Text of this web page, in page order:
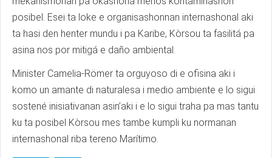
posibel. Esei ta loke e organisashonnan internashonal aki
ta hasi den henter mundu i pa Karibe, Kòrsou ta fasilitá pa
asina nos por mitigá e daño ambiental.
Minister Camelia-Römer ta orguyoso di e ofisina aki i
komo un amante di naturalesa i medio ambiente e lo sigui
sostené inisiativanan asin’aki i e lo sigui traha pa mas tantu
ku ta posibel Kòrsou mes tambe kumpli ku normanan
internashonal riba tereno Marítimo.